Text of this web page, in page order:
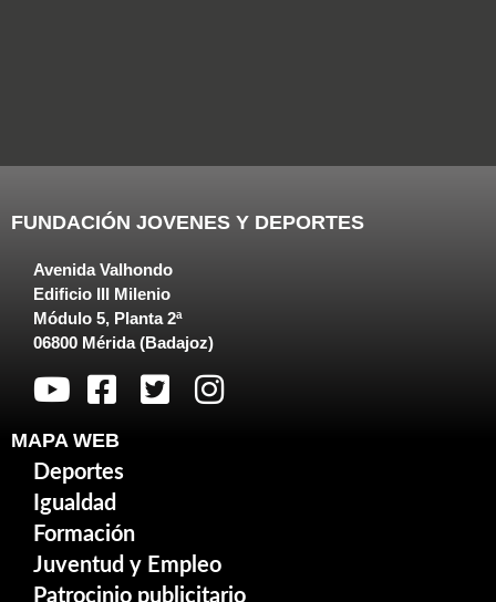
FUNDACIÓN JOVENES Y DEPORTES
Avenida Valhondo
Edificio III Milenio
Módulo 5, Planta 2ª
06800 Mérida (Badajoz)
MAPA WEB
Deportes
Igualdad
Formación
Juventud y Empleo
Patrocinio publicitario